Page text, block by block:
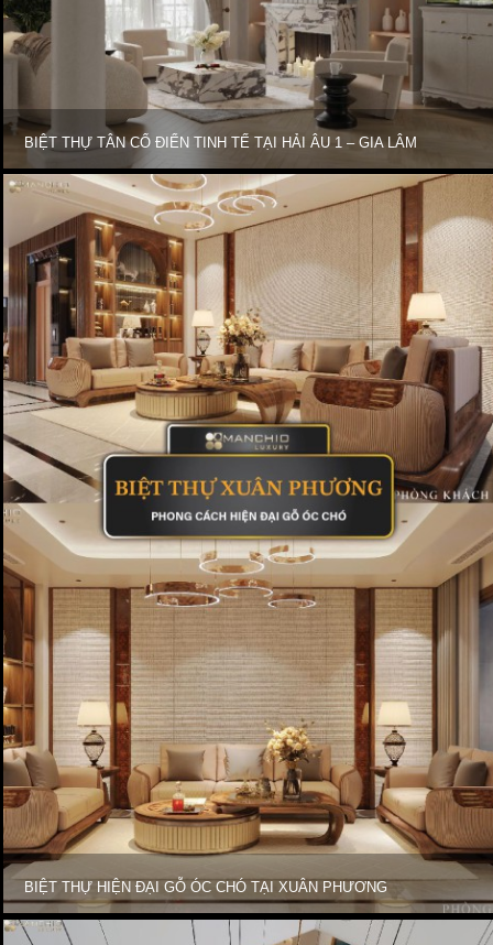
BIỆT THỰ TÂN CỔ ĐIỂN TINH TẾ TẠI HẢI ÂU 1 – GIA LÂM
BIỆT THỰ HIỆN ĐẠI GỖ ÓC CHÓ TẠI XUÂN PHƯƠNG